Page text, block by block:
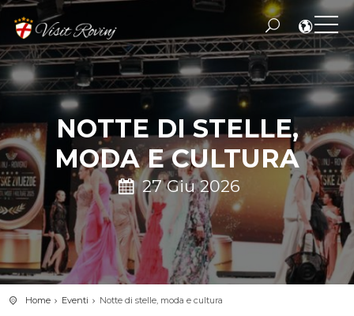
NOTTE DI STELLE,
MODA E CULTURA
27 Giu 2026
Home Eventi Notte di stelle, moda e cultura